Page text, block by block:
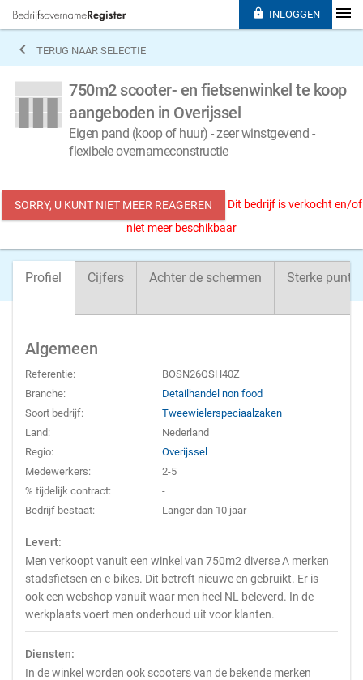
 TERUG NAAR SELECTIE
750m2 scooter- en fietsenwinkel te koop
aangeboden in Overijssel
Eigen pand (koop of huur) - zeer winstgevend -
flexibele overnameconstructie
SORRY, U KUNT NIET MEER REAGEREN
Dit bedrijf is verkocht en/of
niet meer beschikbaar
Profiel Cijfers Achter de schermen Sterke
Algemeen
Referentie:
BOSN26QSH40Z
Branche:
Detailhandel non food
Soort bedrijf:
Tweewielerspeciaalzaken
Land:
Nederland
Regio:
Overijssel
Medewerkers:
2-5
% tijdelijk contract:
-
Bedrijf bestaat:
Langer dan 10 jaar
Levert:
Men verkoopt vanuit een winkel van 750m2 diverse A merken
stadsfietsen en e-bikes. Dit betreft nieuwe en gebruikt. Er is
ook een webshop vanuit waar men heel NL beleverd. In de
werkplaats voert men onderhoud uit voor klanten.
Diensten:
In de winkel worden ook scooters van de bekende merken
 INLOGGEN